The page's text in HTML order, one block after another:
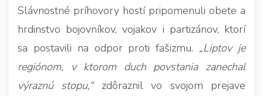
Slávnostné príhovory hostí pripomenuli obete a
hrdinstvo bojovníkov, vojakov i partizánov, ktorí
sa postavili na odpor proti fašizmu. „Liptov je
regiónom, v ktorom duch povstania zanechal
výraznú stopu,“zdôraznil vo svojom prejave